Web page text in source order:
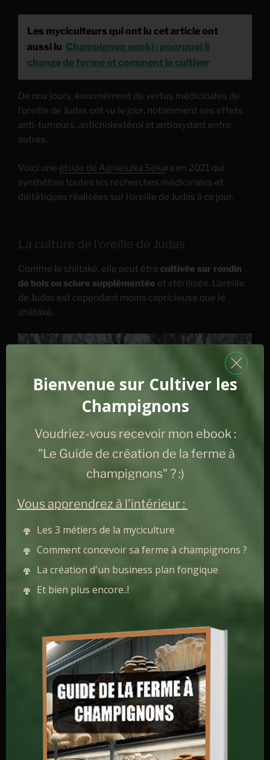
Les myciculteurs qui ont lu cet article ont
aussi lu Champignon enoki : pourquoi il
change de forme et comment le cultiver
De nos jours, énormément de vertus médicinales de
l’oreille de Judas ont vu le jour, notamment ses effets
anti-tumeurs, anticholestérol et antioxydant entre
autres.
Voici une étude de Agnieszka Sękara en 2021 qui
synthétise toutes les recherches médicinales et
diététiques réalisées sur l’oreille de Judas à ce jour.
La culture de l’oreille de Judas
Comme le shiitaké, elle peut être cultivée sur rondin
de bois ou sciure supplémentée et stérilisée. L’oreille
de Judas est cependant moins capricieuse que le
shiitaké.
L’oreille de Judas, cultivée sur un rondin d’arbre.
Vous pouvez trouver du mycélium d’oreille de judas
bio et de qualité ICI ! Vous pouvez obtenir 10% de
réduction avec le code MYCICULTEUR
Cultiver l’oreille de Judas en extérieur
Bienvenue sur Cultiver les
Champignons
Voudriez-vous recevoir mon ebook :
"Le Guide de création de la ferme à
champignons" ? :)
Vous apprendrez à l'intérieur :
Les 3 métiers de la myciculture
Comment concevoir sa ferme à champignons ?
La création d'un business plan fongique
Et bien plus encore..!